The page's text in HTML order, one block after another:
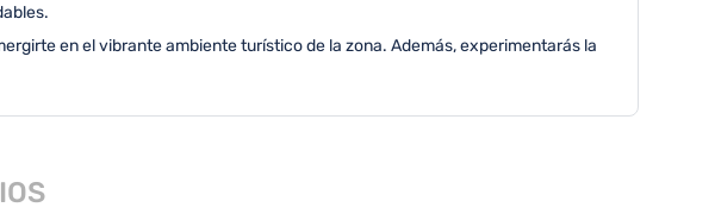
en el vibrante ambiente turístico de la zona. Además, experimentarás la